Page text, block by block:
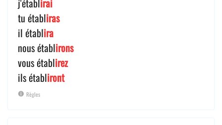
j'établ irai
tu établiras
il établira
nous établirons
vous établirez
ils établiront
Règles